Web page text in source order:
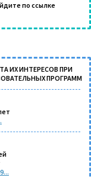
по ссылке
ИХ ИНТЕРЕСОВ ПРИ
ПРОГРАММ